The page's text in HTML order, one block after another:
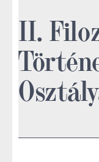
II.